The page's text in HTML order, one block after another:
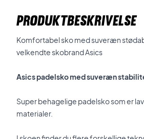
PRODUKTBESKRIVELSE
Komfortabel sko med suveræn
velkendte skobrand Asics
Asics padelsko med suveræn
Super behagelige padelsko som er
materialer.